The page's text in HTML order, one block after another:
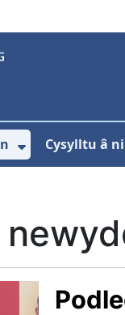
ar
Dangos
Cysylltu â ni